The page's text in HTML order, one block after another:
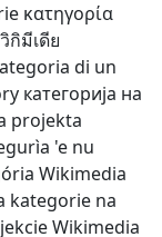
κατηγορία
มีเดีย
di un
категорија на
projekta
'e nu
Wikimedia
kategorie na
Wikimedia